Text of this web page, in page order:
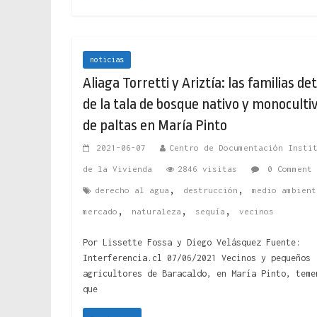
noticias
Aliaga Torretti y Ariztía: las familias
de la tala de bosque nativo y
de paltas en María Pinto
2021-06-07 Centro de Documentación
de la Vivienda 2846 visitas 0 Comment
derecho al agua , destrucción , medio
mercado , naturaleza , sequía , vecinos
Por Lissette Fossa y Diego Velásquez Fuente:
Interferencia.cl 07/06/2021 Vecinos y pequeños
agricultores de Baracaldo, en María Pinto,
que